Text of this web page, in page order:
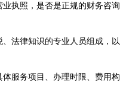
业执照，是否是正规的财务咨询
、法律知识的专业人员组成，以
体服务项目、办理时限、费用构